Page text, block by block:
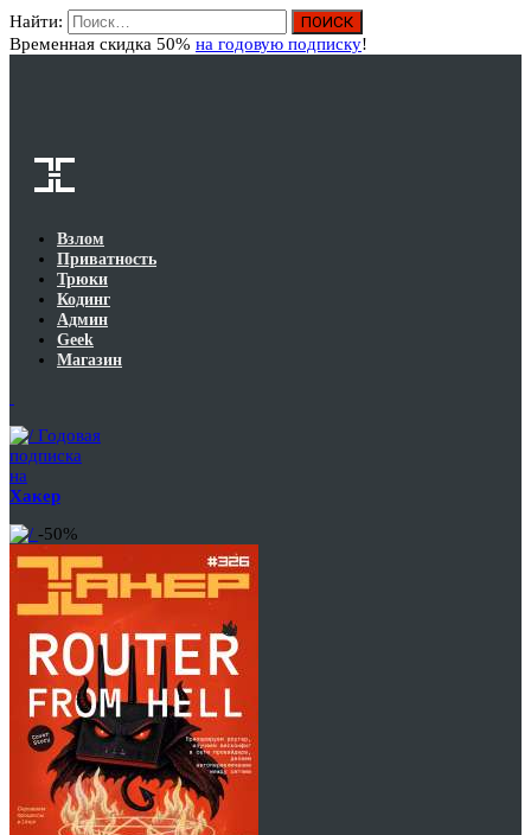
Найти:
Временная скидка 50% на годовую подписку!
Взлом
Приватность
Трюки
Кодинг
Админ
Geek
Магазин
Годовая
подписка
на
Хакер
-50%